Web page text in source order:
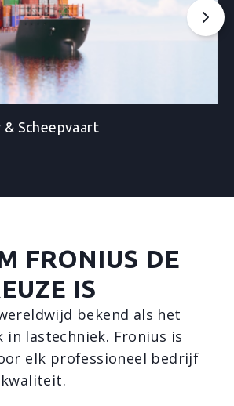
& Scheepvaart
FRONIUS DE
IS
bekend als het
in lastechniek. Fronius is
elk professioneel bedrijf